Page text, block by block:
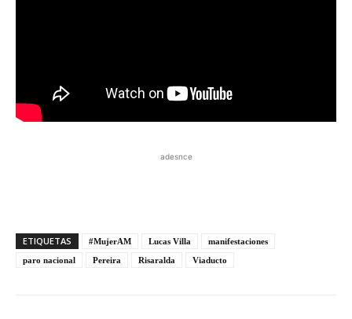
adesnce
ETIQUETAS #MujerAM Lucas Villa
manifestaciones
paro nacional
Pereira Risaralda Viaducto